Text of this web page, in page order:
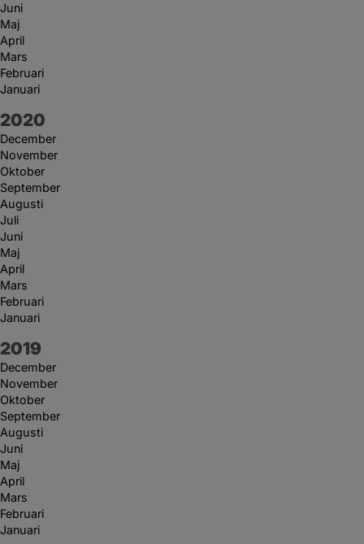
Juni
Maj
April
Mars
Februari
Januari
År:
2020
December
November
Oktober
September
Augusti
Juli
Juni
Maj
April
Mars
Februari
Januari
År:
2019
December
November
Oktober
September
Augusti
Juni
Maj
April
Mars
Februari
Januari